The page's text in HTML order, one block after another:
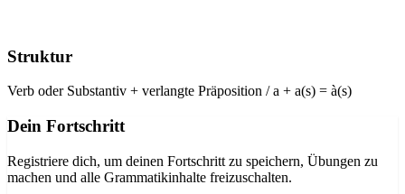
Struktur
Verb oder Substantiv + verlangte Präposition / a + a(s) = à(s)
Dein Fortschritt
Registriere dich, um deinen Fortschritt zu speichern, Übungen zu
machen und alle Grammatikinhalte freizuschalten.